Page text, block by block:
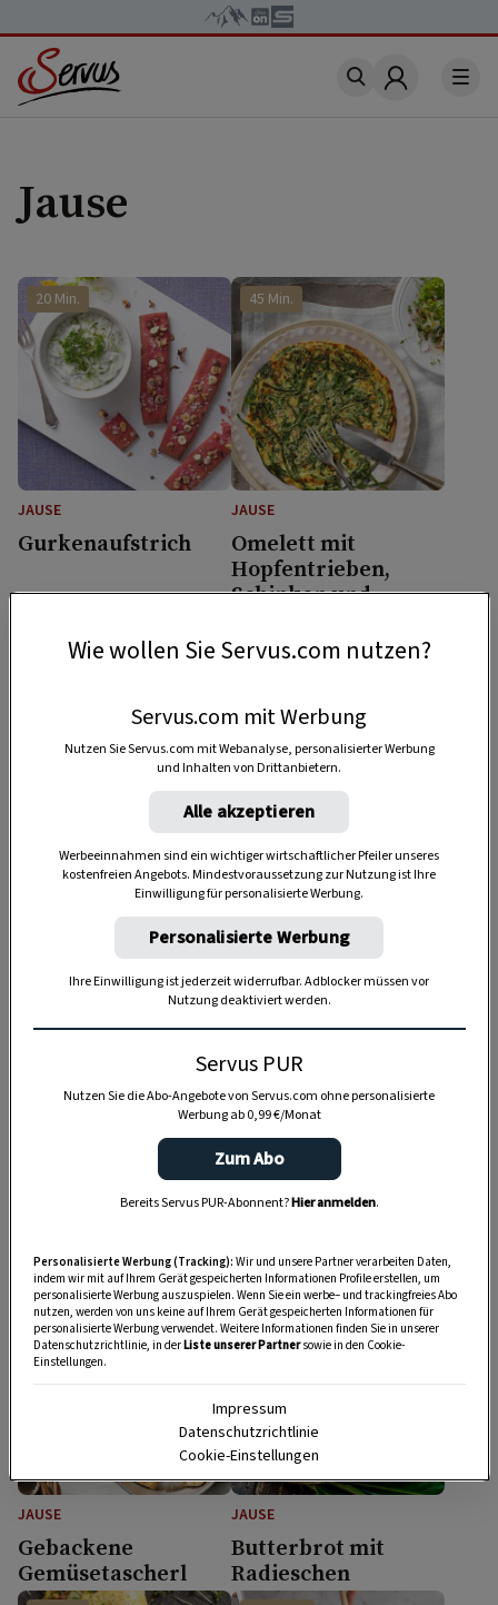
Account
Jause
20 Min.
JAUSE
Gurkenaufstrich
45 Min.
JAUSE
Omelett mit
Hopfentrieben,
Schinken und
JAUSE
Marillenmarmelade
einfach selber
JAUSE
3 regionale
Alternativen zum
Avocadobrot von
Sabina Frauscher
Hendlsalat mit
JAUSE
Süßes buntes
machen
1 Std.
JAUSE
Gebackene
Gemüsetascherl
10 Min.
JAUSE
Butterbrot mit
Radieschen
Wie wollen Sie Servus.com nutzen?
Servus.com mit Werbung
Nutzen Sie Servus.com mit Webanalyse, personalisierter Werbung
und Inhalten von Drittanbietern.
Alle akzeptieren
Werbeeinnahmen sind ein wichtiger wirtschaftlicher Pfeiler unseres
kostenfreien Angebots. Mindestvoraussetzung zur Nutzung ist Ihre
Einwilligung für personalisierte Werbung.
Personalisierte Werbung
Ihre Einwilligung ist jederzeit widerrufbar. Adblocker müssen vor
Nutzung deaktiviert werden.
Servus PUR
Nutzen Sie die Abo-Angebote von Servus.com ohne personalisierte
Werbung ab 0,99 €/Monat
Zum Abo
Bereits Servus PUR-Abonnent?Hier anmelden.
Personalisierte Werbung (Tracking): Wir und unsere Partner verarbeiten Daten,
indem wir mit auf Ihrem Gerät gespeicherten Informationen Profile erstellen, um
personalisierte Werbung auszuspielen. Wenn Sie ein werbe– und trackingfreies Abo
nutzen, werden von uns keine auf Ihrem Gerät gespeicherten Informationen für
personalisierte Werbung verwendet. Weitere Informationen finden Sie in unserer
Datenschutzrichtlinie, in derListe unserer Partnersowie in den Cookie-
Einstellungen.
Impressum
Datenschutzrichtlinie
Cookie-Einstellungen